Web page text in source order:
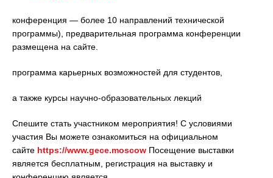
конференция — более 10 направлений технической
программы), предварительная программа конференции
размещена на сайте.
программа карьерных возможностей для студентов,
а также курсы научно-образовательных лекций
Спешите стать участником мероприятия! С условиями
участия Вы можете ознакомиться на официальном
сайте https://www.gece.moscow Посещение выставки
является бесплатным, регистрация на выставку и